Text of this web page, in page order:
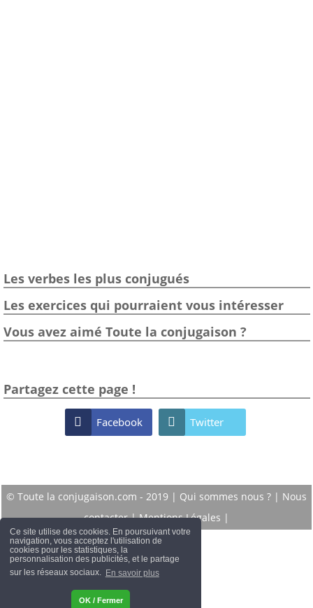
Ce site utilise des cookies. En poursuivant votre
navigation, vous acceptez l'utilisation de
cookies pour les statistiques, la
personnalisation des publicités, et le partage
sur les réseaux sociaux. En savoir plus
OK / Fermer
Les verbes les plus conjugués
Les exercices qui pourraient vous intéresser
Vous avez aimé Toute la conjugaison ?
Partagez cette page !
 Facebook  Twitter
© Toute la conjugaison.com - 2019 | Qui sommes nous ? | Nous
contacter|Mentions Légales |